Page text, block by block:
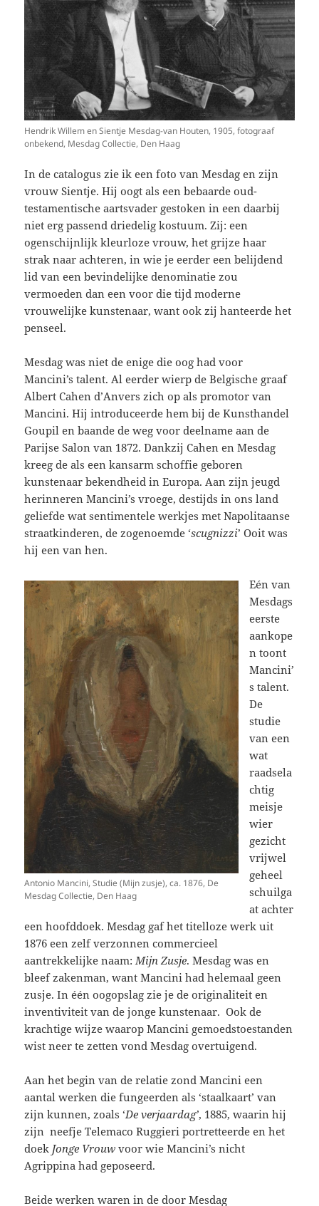
Hendrik Willem en Sientje Mesdag-van Houten, 1905, fotograaf
onbekend, Mesdag Collectie, Den Haag
In de catalogus zie ik een foto van Mesdag en zijn
vrouw Sientje. Hij oogt als een bebaarde oud-
testamentische aartsvader gestoken in een daarbij
niet erg passend driedelig kostuum. Zij: een
ogenschijnlijk kleurloze vrouw, het grijze haar
strak naar achteren, in wie je eerder een belijdend
lid van een bevindelijke denominatie zou
vermoeden dan een voor die tijd moderne
vrouwelijke kunstenaar, want ook zij hanteerde het
penseel.
Mesdag was niet de enige die oog had voor
Mancini’s talent. Al eerder wierp de Belgische graaf
Albert Cahen d’Anvers zich op als promotor van
Mancini. Hij introduceerde hem bij de Kunsthandel
Goupil en baande de weg voor deelname aan de
Parijse Salon van 1872. Dankzij Cahen en Mesdag
kreeg de als een kansarm schoffie geboren
kunstenaar bekendheid in Europa. Aan zijn jeugd
herinneren Mancini’s vroege, destijds in ons land
geliefde wat sentimentele werkjes met Napolitaanse
straatkinderen, de zogenoemde ‘scugnizzi’ Ooit was
hij een van hen.
Antonio Mancini, Studie (Mijn zusje), ca. 1876, De
Mesdag Collectie, Den Haag
Eén van
Mesdags
eerste
aankope
n toont
Mancini’
s talent.
De
studie
van een
wat
raadsela
chtig
meisje
wier
gezicht
vrijwel
geheel
schuilga
at achter
een hoofddoek. Mesdag gaf het titelloze werk uit
1876 een zelf verzonnen commercieel
aantrekkelijke naam: Mijn Zusje. Mesdag was en
bleef zakenman, want Mancini had helemaal geen
zusje. In één oogopslag zie je de originaliteit en
inventiviteit van de jonge kunstenaar. Ook de
krachtige wijze waarop Mancini gemoedstoestanden
wist neer te zetten vond Mesdag overtuigend.
Aan het begin van de relatie zond Mancini een
aantal werken die fungeerden als ‘staalkaart’ van
zijn kunnen, zoals ‘De verjaardag’, 1885, waarin hij
zijn neefje Telemaco Ruggieri portretteerde en het
doek Jonge Vrouw voor wie Mancini’s nicht
Agrippina had geposeerd.
Beide werken waren in de door Mesdag